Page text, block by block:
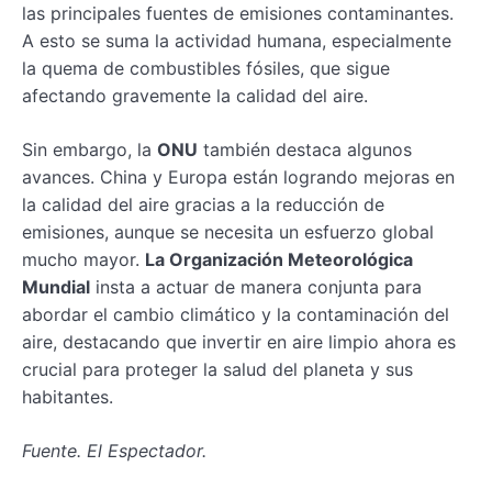
las principales fuentes de emisiones contaminantes.
A esto se suma la actividad humana, especialmente
la quema de combustibles fósiles, que sigue
afectando gravemente la calidad del aire.
Sin embargo, la ONU también destaca algunos
avances. China y Europa están logrando mejoras en
la calidad del aire gracias a la reducción de
emisiones, aunque se necesita un esfuerzo global
mucho mayor. La Organización Meteorológica
Mundial insta a actuar de manera conjunta para
abordar el cambio climático y la contaminación del
aire, destacando que invertir en aire limpio ahora es
crucial para proteger la salud del planeta y sus
habitantes.
Fuente. El Espectador.